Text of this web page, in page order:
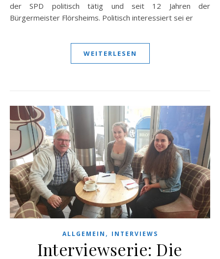
der SPD politisch tätig und seit 12 Jahren der
Bürgermeister Flörsheims. Politisch interessiert sei er
WEITERLESEN
ALLGEMEIN , INTERVIEWS
Interviewserie: Die